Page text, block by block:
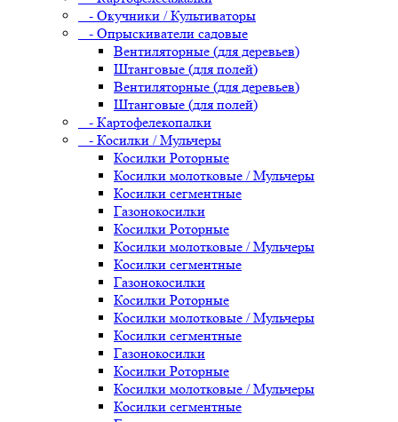
- Окучники / Культиваторы
- Опрыскиватели садовые
Вентиляторные (для деревьев)
Штанговые (для полей)
Вентиляторные (для деревьев)
Штанговые (для полей)
- Картофелекопалки
- Косилки / Мульчеры
Косилки Роторные
Косилки молотковые / Мульчеры
Косилки сегментные
Газонокосилки
Косилки Роторные
Косилки молотковые / Мульчеры
Косилки сегментные
Газонокосилки
Косилки Роторные
Косилки молотковые / Мульчеры
Косилки сегментные
Газонокосилки
Косилки Роторные
Косилки молотковые / Мульчеры
Косилки сегментные